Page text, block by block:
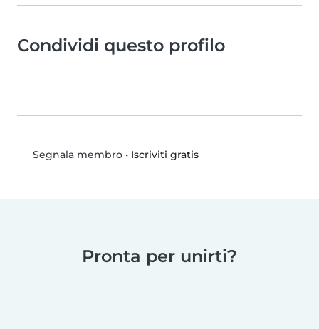
Condividi questo profilo
Segnala membro• Iscriviti gratis
Pronta per unirti?